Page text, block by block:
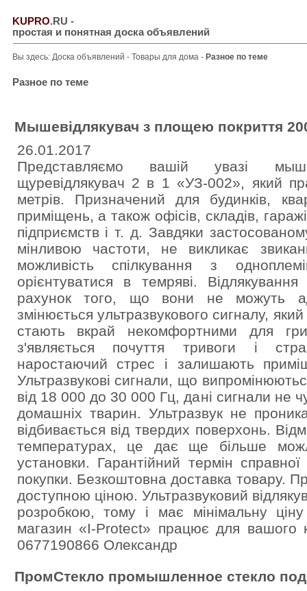
KUPRO.RU -
простая и понятная доска объявлений
Вы здесь: Доска объявлений - Товары для дома - Разное по теме
Разное по теме
Мышевідлякувач з площею покриття
26.01.2017
Представляємо вашій увазі
щуревідлякувач 2 в 1 «УЗ-002», який
метрів. Призначений для будинків,
приміщень, а також офісів, складів,
підприємств і т. д. Завдяки
мінливою частоти, не викликає
можливість спілкування з
орієнтуватися в темряві.
рахунок того, що вони не можуть
змінюється ультразвукового сигналу,
стають вкрай некомфортними для
з'являється почуття тривоги і
наростаючий стрес і залишають
Ультразвукові сигнали, що
від 18 000 до 30 000 Гц, дані сигнали не
домашніх тварин. Ультразвук не
відбивається від твердих поверхонь.
температурах, це дає ще більше
установки. Гарантійний термін
покупки. Безкоштовна доставка товару.
доступною ціною. Ультразвуковий
розробкою, тому і має мінімальну
магазин «I-Protect» працює для вашого
0677190866 Олександр
ПромСтекло промышленное стекло под